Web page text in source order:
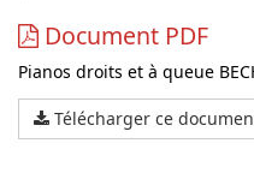
Document PDF
Pianos droits et à queue
Télécharger ce